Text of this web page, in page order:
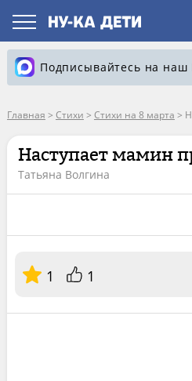
Подписывайтесь на наш
Главная > Стихи > Стихи на 8 марта >
Наступает мамин
Татьяна Волгина
1 1